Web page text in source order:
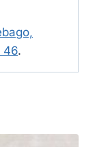
46.